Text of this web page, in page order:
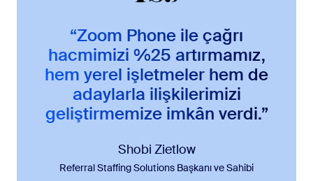
“Zoom Phone ile çağrı
hacmimizi %25 artırmamız,
hem yerel işletmeler hem de
adaylarla ilişkilerimizi
geliştirmemize imkân verdi.”
Shobi Zietlow
Referral Staffing Solutions Başkanı ve Sahibi